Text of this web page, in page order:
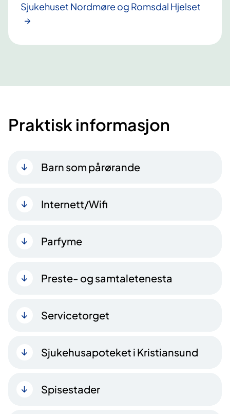
Sjukehuset Nordmøre og Romsdal Hjelset
Praktisk informasjon
Barn som pårørande
Internett/Wifi
Parfyme
Preste- og samtaletenesta
Servicetorget
Sjukehusapoteket i Kristiansund
Spisestader